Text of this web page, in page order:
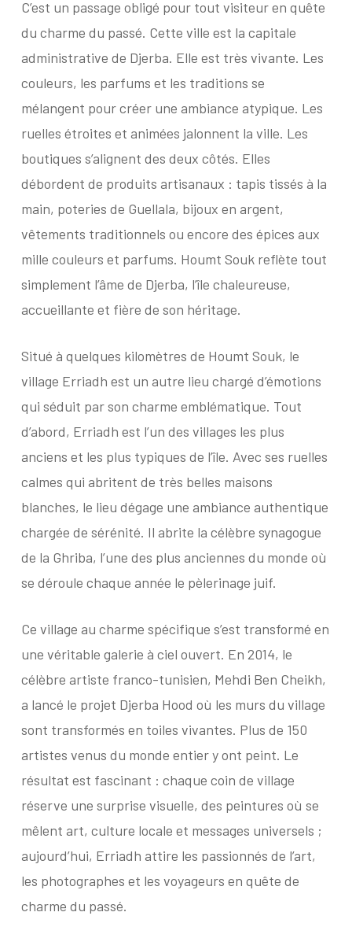
C’est un passage obligé pour tout visiteur en quête
du charme du passé. Cette ville est la capitale
administrative de Djerba. Elle est très vivante. Les
couleurs, les parfums et les traditions se
mélangent pour créer une ambiance atypique. Les
ruelles étroites et animées jalonnent la ville. Les
boutiques s’alignent des deux côtés. Elles
débordent de produits artisanaux : tapis tissés à la
main, poteries de Guellala, bijoux en argent,
vêtements traditionnels ou encore des épices aux
mille couleurs et parfums. Houmt Souk reflète tout
simplement l’âme de Djerba, l’île chaleureuse,
accueillante et fière de son héritage.
Situé à quelques kilomètres de Houmt Souk, le
village Erriadh est un autre lieu chargé d’émotions
qui séduit par son charme emblématique. Tout
d’abord, Erriadh est l’un des villages les plus
anciens et les plus typiques de l’île. Avec ses ruelles
calmes qui abritent de très belles maisons
blanches, le lieu dégage une ambiance authentique
chargée de sérénité. Il abrite la célèbre synagogue
de la Ghriba, l’une des plus anciennes du monde où
se déroule chaque année le pèlerinage juif.
Ce village au charme spécifique s’est transformé en
une véritable galerie à ciel ouvert. En 2014, le
célèbre artiste franco-tunisien, Mehdi Ben Cheikh,
a lancé le projet Djerba Hood où les murs du village
sont transformés en toiles vivantes. Plus de 150
artistes venus du monde entier y ont peint. Le
résultat est fascinant : chaque coin de village
réserve une surprise visuelle, des peintures où se
mêlent art, culture locale et messages universels ;
aujourd’hui, Erriadh attire les passionnés de l’art,
les photographes et les voyageurs en quête de
charme du passé.